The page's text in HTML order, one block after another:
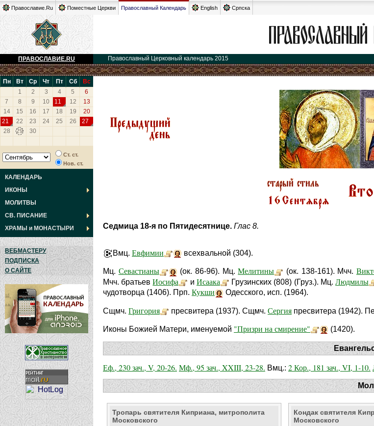
Православие.Ru Поместные Церкви Православный Календарь English Српска
ПРАВОСЛАВИЕ.RU Православный Церковный календарь 2015
Пн Вт Ср Чт Пт Сб
Вс
1
2 3 4 5
6
7
8 9 10 11 12
13
14
15 16 17 18 19
20
21
22 23 24 25 26
27
28
29 30
Ст. ст.
Нов. ст.
КАЛЕНДАРЬ
ИКОНЫ
МОЛИТВЫ
СВ. ПИСАНИЕ
ХРАМЫ и МОНАСТЫРИ
ВЕБМАСТЕРУ
ПОДПИСКА
О САЙТЕ
Седмица 18-я по Пятидесятнице. Глас 8.
Вмц. Евфимии всехвальной (304).
Мц. Севастианы (ок. 86-96). Мц.Мелитины (ок. 138-161). Мчч.
Мчч. братьевИосифа и Исаака Грузинских (808) (Груз.). Мц.Людмилы
чудотворца (1406). Прп. Кукши Одесского, исп. (1964).
Сщмч. Григория пресвитера (1937). Сщмч. Сергия пресвитера (1942).
Иконы Божией Матери, именуемой "Призри на смирение" (1420).
Еф., 230 зач., V, 20-26. Мф., 95 зач., XXIII, 23-28. Вмц.: 2 Кор., 181 зач., VI, 1-10.
Тропарь святителя Киприана, митрополита
Московского
Кондак святителя
Московского